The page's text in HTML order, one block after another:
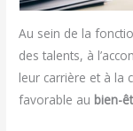
Au sein de la
des talents, à
leur carrière et à la
favorable au bien-